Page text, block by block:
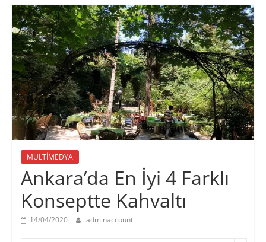
MULTİMEDYA
Ankara’da En İyi 4 Farklı
Konseptte Kahvaltı
14/04/2020 adminaccount